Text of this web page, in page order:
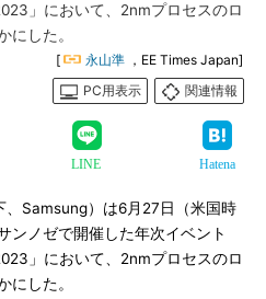
」において、2nmプロセスのロ
にした。
[ 永山準 ，EE Times Japan]
PC用表示
関連情報
LINE Hatena
Samsung）は6月27日（米国時
ンノゼで開催した年次イベント
」において、2nmプロセスのロ
にした。